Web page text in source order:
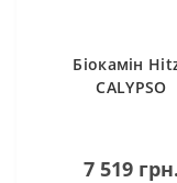
Біокамін
CALYPSO
7 519 грн.